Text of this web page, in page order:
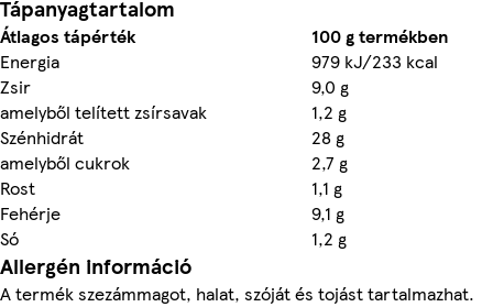
Tápanyagtartalom
Átlagos tápérték
100 g termékben
Energia
979 kJ/233 kcal
Zsir
9,0 g
amelyből telített zsírsavak
1,2 g
Szénhidrát
28 g
amelyből cukrok
2,7 g
Rost
1,1 g
Fehérje
9,1 g
Só
1,2 g
Allergén információ
A termék szezámmagot, halat, szóját és tojást tartalmazhat.